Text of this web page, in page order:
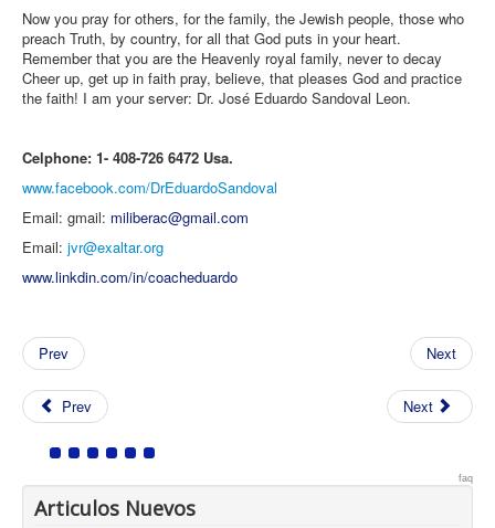
Now you pray for others, for the family, the Jewish people, those who
preach Truth, by country, for all that God puts in your heart.
Remember that you are the Heavenly royal family, never to decay
Cheer up, get up in faith pray, believe, that pleases God and practice
the faith! I am your server: Dr. José Eduardo Sandoval Leon.
Celphone: 1- 408-726 6472 Usa.
www.facebook.com/DrEduardoSandoval
Email: gmail: miliberac@gmail.com
Email: jvr@exaltar.org
www.linkdin.com/in/coacheduardo
Prev Next
Prev Next
faq
Articulos Nuevos